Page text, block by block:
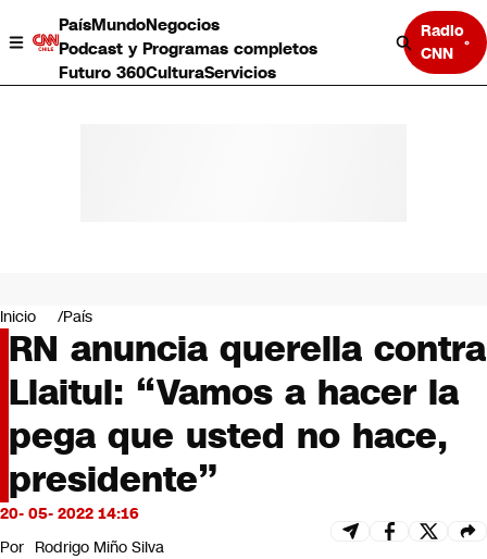
PaísMundoNegocios
Podcast y Programas completos
Futuro 360CulturaServicios
Radio
CNN
Negocios
Deportes
Programas completos
Cultura
Servicios
Bits
CNN Data
CNN tiempo
Futuro 360
Inicio País
RN anuncia querella contra
Llaitul: “Vamos a hacer la
pega que usted no hace,
presidente”
20- 05- 2022 14:16
Por Rodrigo Miño Silva